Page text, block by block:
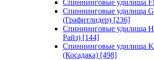
Спиннинговые удилища
Спиннинговые удилища
(Графитлидер) [236]
Спиннинговые удилища
Райз) [144]
Спиннинговые удилища
(Косадака) [498]